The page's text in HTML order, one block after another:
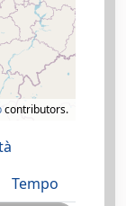
contributors.
Tempo